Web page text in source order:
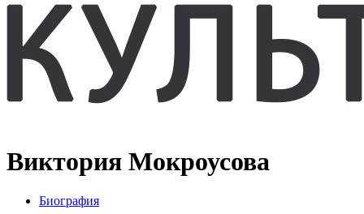
Виктория Мокроусова
Биография